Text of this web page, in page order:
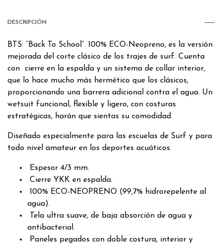
DESCRIPCIÓN
BTS: “Back To School”. 100% ECO-Neopreno, es la versión
mejorada del corte clásico de los trajes de surf. Cuenta
con cierre en la espalda y un sistema de collar interior,
que lo hace mucho más hermético que los clásicos,
proporcionando una barrera adicional contra el agua. Un
wetsuit funcional, flexible y ligero, con costuras
estratégicas, harán que sientas su comodidad.
Diseñado especialmente para las escuelas de Surf y para
todo nivel amateur en los deportes acuáticos.
Espesor 4/3 mm.
Cierre YKK en espalda.
100% ECO-NEOPRENO (99,7% hidrorepelente al
agua).
Tela ultra suave, de baja absorción de agua y
antibacterial.
Paneles pegados con doble costura, interior y